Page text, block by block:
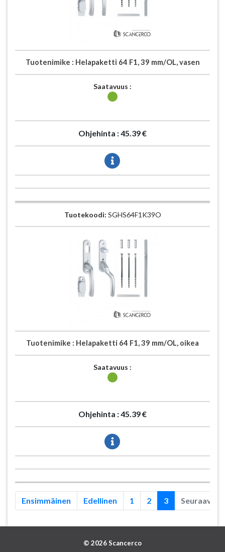
Tuotenimike : Helapaketti 64 F1, 39 mm/OL, vasen
Saatavuus :
Ohjehinta :45.39 €
Tuotekoodi: SGHS64F1K39O
Tuotenimike : Helapaketti 64 F1, 39 mm/OL, oikea
Saatavuus :
Ohjehinta :45.39 €
Ensimmäinen Edellinen 1 2 3 Seuraava
© 2026 Scancerco